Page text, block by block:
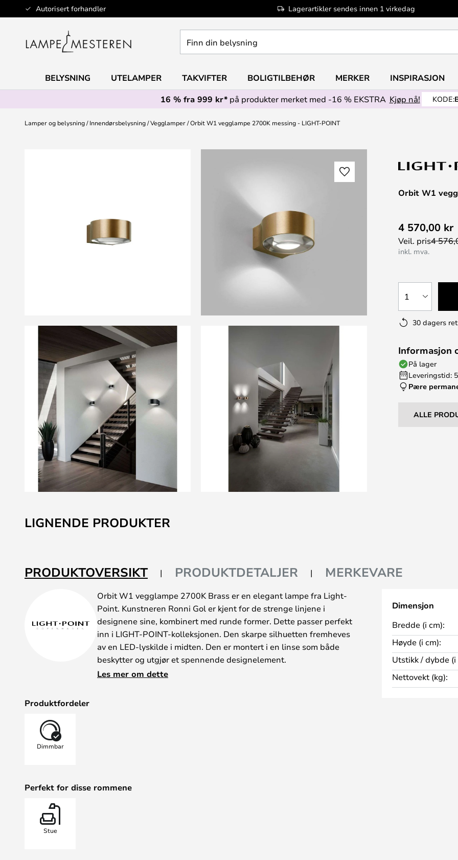
Autorisert forhandler Lagerartikler sendes innen 1 virkedag
Hopp
til
din
BELYSNING UTELAMPER TAKVIFTER BOLIGTILBEHØR MERKER
INSPIRASJON
16 % fra 999 kr*på produkter merket med -16 % EKSTRA Kjøp nå! KODE:
Lamper og belysning Innendørsbelysning Vegglamper Orbit W1 vegglampe 2700K messing - LIGHT-POINT
til
begynnelsen
Orbit W1
4 570,00 kr
Veil. pris4
inkl. mva.
1
30 dagers
Informasjon
På lager
Leveringstid:
Pære
ALLE
LIGNENDE PRODUKTER
PRODUKTOVERSIKT PRODUKTDETALJER MERKEVARE
Orbit W1 vegglampe 2700K Brass er en elegant lampe fra Light-
Point. Kunstneren Ronni Gol er kjent for de strenge linjene i
designene sine, kombinert med runde former. Dette passer perfekt
inn i LIGHT-POINT-kolleksjonen. Den skarpe silhuetten fremheves
av en LED-lyskilde i midten. Den er montert i en linse som både
beskytter og utgjør et spennende designelement.
MERK! Den innebygde LED-lampen er testet med en Fuga® LED-S
Les mer om dette
Produktfordeler
Dimmbar
Perfekt for disse rommene
Stue
Dimensjon
Bredde (i cm):
Høyde (i cm):
Utstikk / dybde (i
Nettovekt (kg):